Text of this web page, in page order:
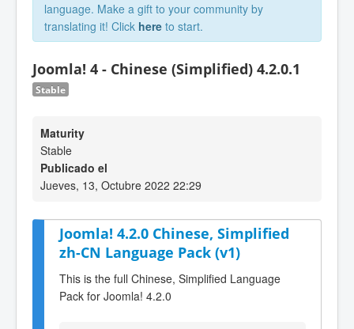
language. Make a gift to your community by
translating it! Click here to start.
Joomla! 4 - Chinese (Simplified) 4.2.0.1
Stable
Maturity
Stable
Publicado el
Jueves, 13, Octubre 2022 22:29
Joomla! 4.2.0 Chinese, Simplified
zh-CN Language Pack (v1)
This is the full Chinese, Simplified Language
Pack for Joomla! 4.2.0